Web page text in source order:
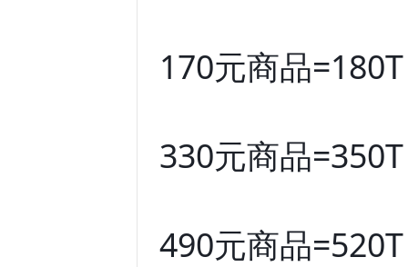
170元商品=180T
330元商品=350T
490元商品=520T